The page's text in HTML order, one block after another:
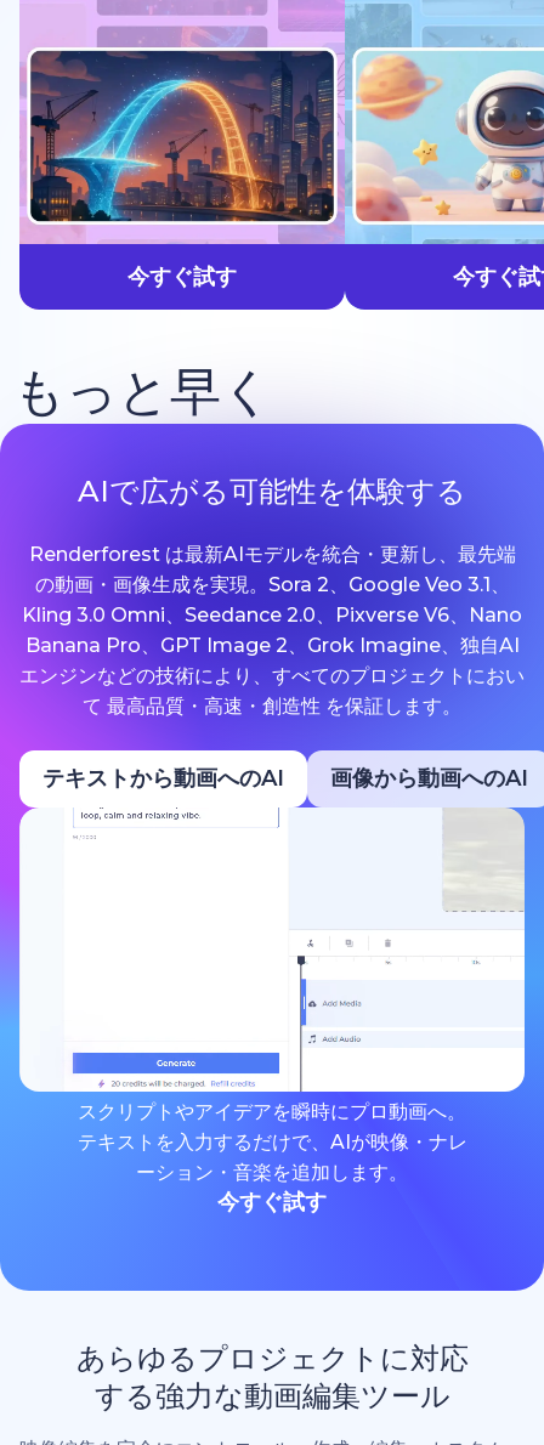
今すぐ試す 今すぐ
もっと早く
生成しよう
AIで広がる可能性を体験する
Renderforest は最新AIモデルを統合・更新し、最先端
の動画・画像生成を実現。Sora 2、Google Veo 3.1、
Kling 3.0 Omni、Seedance 2.0、Pixverse V6、Nano
Banana Pro、GPT Image 2、Grok Imagine、独自AI
エンジンなどの技術により、すべてのプロジェクトにおい
て 最高品質・高速・創造性 を保証します。
テキストから動画へのAI 画像から動画へのAI
スクリプトやアイデアを瞬時にプロ動画へ。
テキストを入力するだけで、AIが映像・ナレ
ーション・音楽を追加します。
今すぐ試す
あらゆるプロジェクトに対応
する強力な動画編集ツール